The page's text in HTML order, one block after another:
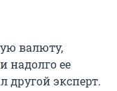
валюту,
надолго ее
другой эксперт.